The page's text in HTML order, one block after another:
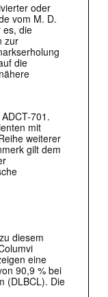
oder
vom M. D.
es, die
zur
die
701.
mit
weiterer
gilt dem
diesem
eine
90,9 % bei
(DLBCL). Die